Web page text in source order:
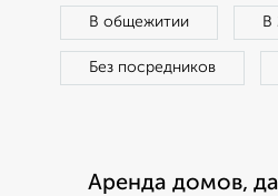
В общежитии В
Без посредников
Аренда домов,